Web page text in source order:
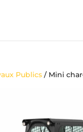
Publics/ Mini